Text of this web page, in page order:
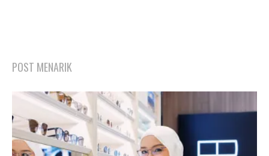
POST MENARIK